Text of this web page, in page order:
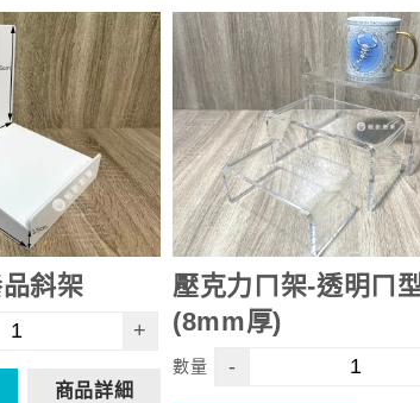
斜架
+
商品詳細
壓克力ㄇ架-透明ㄇ
(8mm厚)
數量 -